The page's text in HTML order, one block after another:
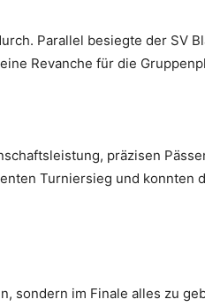
Parallel besiegte der SV
Revanche für die
präzisen
Turniersieg und konnten
sondern im Finale alles zu